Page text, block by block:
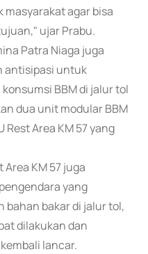
agar bisa
ujar Prabu.
Patra Niaga juga
antisipasi untuk
BBM di jalur tol
dua unit modular BBM
Rest Area KM 57 yang
KM 57 juga
yang
bahan bakar di jalur tol,
dilakukan dan
lancar.